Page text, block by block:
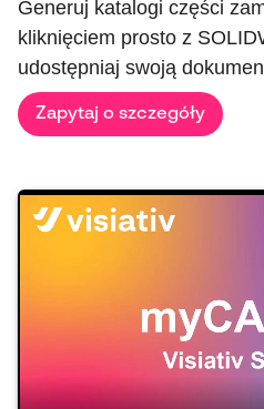
Generuj katalogi części
kliknięciem prosto z
udostępniaj swoją
Zapytaj o szczegóły